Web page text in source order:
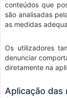
conteúdos que
são analisadas
as medidas
Os utilizadores
denunciar
diretamente na
Aplicação das